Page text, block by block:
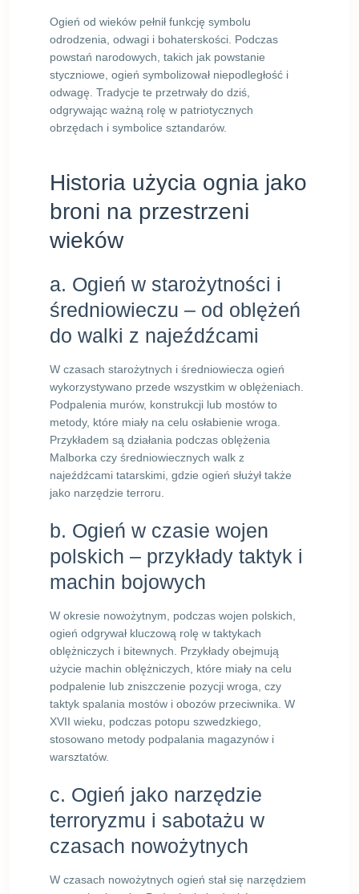
Ogień od wieków pełnił funkcję symbolu
odrodzenia, odwagi i bohaterskości. Podczas
powstań narodowych, takich jak powstanie
styczniowe, ogień symbolizował niepodległość i
odwagę. Tradycje te przetrwały do dziś,
odgrywając ważną rolę w patriotycznych
obrzędach i symbolice sztandarów.
Historia użycia ognia jako
broni na przestrzeni
wieków
a. Ogień w starożytności i
średniowieczu – od oblężeń
do walki z najeźdźcami
W czasach starożytnych i średniowiecza ogień
wykorzystywano przede wszystkim w oblężeniach.
Podpalenia murów, konstrukcji lub mostów to
metody, które miały na celu osłabienie wroga.
Przykładem są działania podczas oblężenia
Malborka czy średniowiecznych walk z
najeźdźcami tatarskimi, gdzie ogień służył także
jako narzędzie terroru.
b. Ogień w czasie wojen
polskich – przykłady taktyk i
machin bojowych
W okresie nowożytnym, podczas wojen polskich,
ogień odgrywał kluczową rolę w taktykach
oblężniczych i bitewnych. Przykłady obejmują
użycie machin oblężniczych, które miały na celu
podpalenie lub zniszczenie pozycji wroga, czy
taktyk spalania mostów i obozów przeciwnika. W
XVII wieku, podczas potopu szwedzkiego,
stosowano metody podpalania magazynów i
warsztatów.
c. Ogień jako narzędzie
terroryzmu i sabotażu w
czasach nowożytnych
W czasach nowożytnych ogień stał się narzędziem